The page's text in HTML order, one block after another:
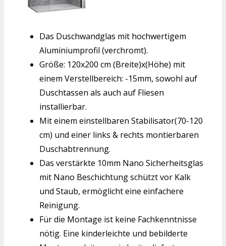
Das Duschwandglas mit hochwertigem
Aluminiumprofil (verchromt).
Größe: 120x200 cm (Breite)x(Höhe) mit
einem Verstellbereich: -15mm, sowohl auf
Duschtassen als auch auf Fliesen
installierbar.
Mit einem einstellbaren Stabilisator(70-120
cm) und einer links & rechts montierbaren
Duschabtrennung.
Das verstärkte 10mm Nano Sicherheitsglas
mit Nano Beschichtung schützt vor Kalk
und Staub, ermöglicht eine einfachere
Reinigung.
Für die Montage ist keine Fachkenntnisse
nötig. Eine kinderleichte und bebilderte